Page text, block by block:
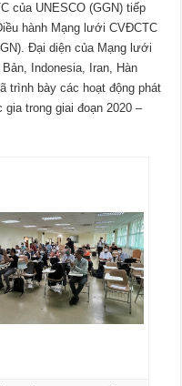
của UNESCO (GGN) tiếp
hành Mạng lưới CVĐCTC
Đại diện của Mạng lưới
Indonesia, Iran, Hàn
trình bày các hoạt động phát
trong giai đoạn 2020 –